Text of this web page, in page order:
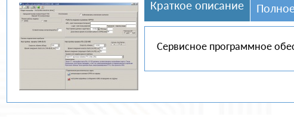
Краткое описание
Сервисное программное